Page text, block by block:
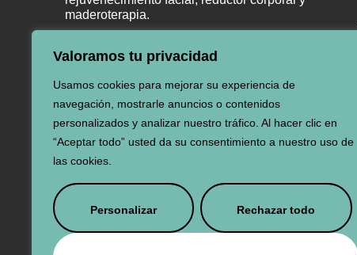
Valoramos tu privacidad
Usamos cookies para mejorar su experiencia de
navegación, mostrarle anuncios o contenidos
personalizados y analizar nuestro tráfico. Al hacer clic en
“Aceptar todo” usted da su consentimiento a nuestro uso de
las cookies.
Personalizar Rechazar todo
maderoterapia.
FINANCIADO POR LA UNIÓN EUROPEA CON EL